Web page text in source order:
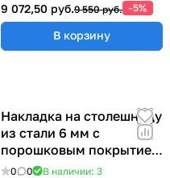
9 072,50 руб.9 550 руб. -5%
В корзину
Накладка на столешницу
из стали 6 мм с
порошковым покрытием
(ширина 1800 мм) ER-
0 0 В наличии: 3